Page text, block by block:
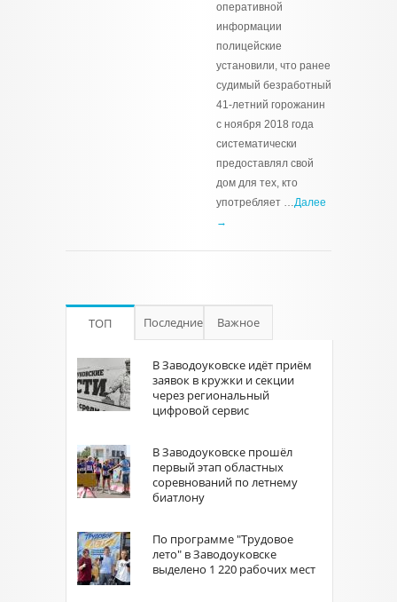
оперативной
информации
полицейские
установили, что ранее
судимый безработный
41-летний горожанин
с ноября 2018 года
систематически
предоставлял свой
дом для тех, кто
употребляет …Далее
→
ТОП Последние Важное
В Заводоуковске идёт приём
заявок в кружки и секции
через региональный
цифровой сервис
В Заводоуковске прошёл
первый этап областных
соревнований по летнему
биатлону
По программе "Трудовое
лето" в Заводоуковске
выделено 1 220 рабочих мест